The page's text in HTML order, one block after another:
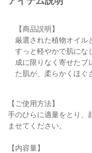
【商品説明】
厳選された植物オイル
すっと軽やかで肌にな
成に限りなく寄せたブ
た肌が、柔らかくほぐ
【ご使用方法】
手のひらに適量をとり、
ませてください。
【内容量】